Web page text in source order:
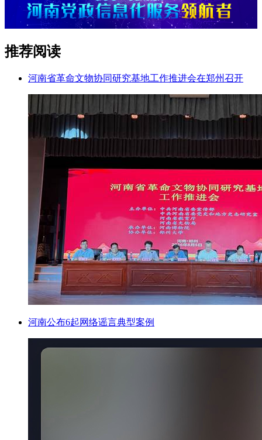
推荐阅读
河南省革命文物协同研究基地工作推进会在郑州召开
河南公布6起网络谣言典型案例